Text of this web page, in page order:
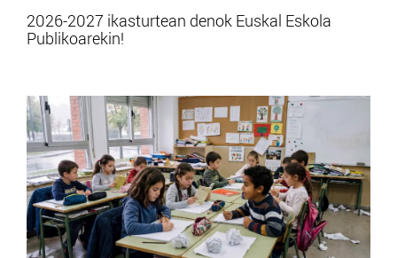
2026-2027 ikasturtean denok Euskal Eskola
Publikoarekin!